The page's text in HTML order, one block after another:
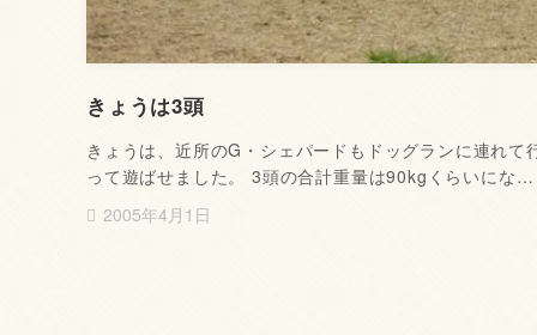
きょうは3頭
きょうは、近所のG・シェパードもドッグランに連れて
って遊ばせました。 3頭の合計重量は90kgくらいにな…
2005年4月1日